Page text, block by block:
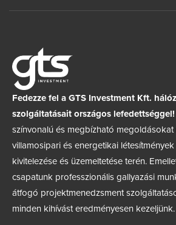
Fedezze fel a GTS Investment Kft.
szolgáltatásait országos lefedettséggel!
színvonalú és megbízható megoldásokat
villamosipari és energetikai
kivitelezése és üzemeltetése terén.
csapatunk professzionális gallyazási
átfogó projektmenedzsment
minden kihívást eredményesen kezeljünk.